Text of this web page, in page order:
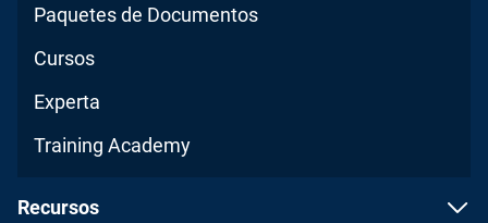
Paquetes de Documentos
Cursos
Experta
Training Academy
Recursos